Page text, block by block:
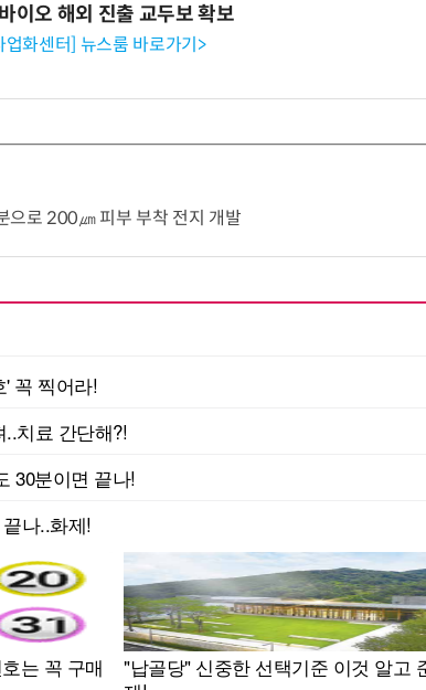
이오 해외 진출 교두보 확보
업화센터] 뉴스룸 바로가기>
으로 200㎛ 피부 부착 전지 개발